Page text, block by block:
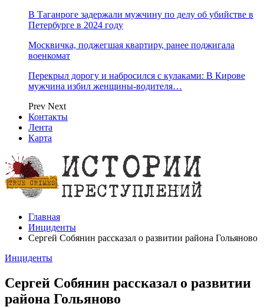
В Таганроге задержали мужчину по делу об убийстве в
Петербурге в 2024 году
Москвичка, поджегшая квартиру, ранее поджигала
военкомат
Перекрыл дорогу и набросился с кулаками: В Кирове
мужчина избил женщины-водителя…
Prev Next
Контакты
Лента
Карта
Главная
Инциденты
Сергей Собянин рассказал о развитии района Гольяново
Инциденты
Сергей Собянин рассказал о развитии
района Гольяново